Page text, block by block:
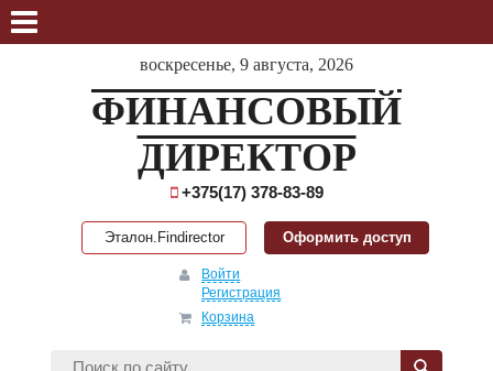
воскресенье, 9 августа, 2026
ФИНАНСОВЫЙ
ДИРЕКТОР
+375(17) 378-83-89
Эталон.Findirector Оформить доступ
Войти
Регистрация
Корзина